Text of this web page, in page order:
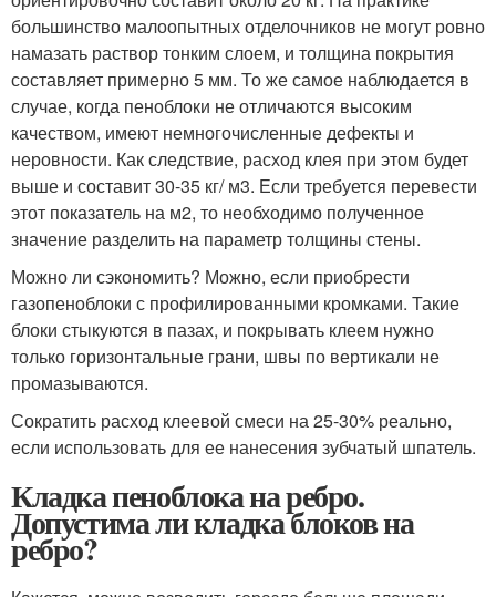
большинство малоопытных отделочников не могут ровно
намазать раствор тонким слоем, и толщина покрытия
составляет примерно 5 мм. То же самое наблюдается в
случае, когда пеноблоки не отличаются высоким
качеством, имеют немногочисленные дефекты и
неровности. Как следствие, расход клея при этом будет
выше и составит 30-35 кг/ м3. Если требуется перевести
этот показатель на м2, то необходимо полученное
значение разделить на параметр толщины стены.
Можно ли сэкономить? Можно, если приобрести
газопеноблоки с профилированными кромками. Такие
блоки стыкуются в пазах, и покрывать клеем нужно
только горизонтальные грани, швы по вертикали не
промазываются.
Сократить расход клеевой смеси на 25-30% реально,
если использовать для ее нанесения зубчатый шпатель.
Кладка пеноблока на ребро.
Допустима ли кладка блоков на
ребро?